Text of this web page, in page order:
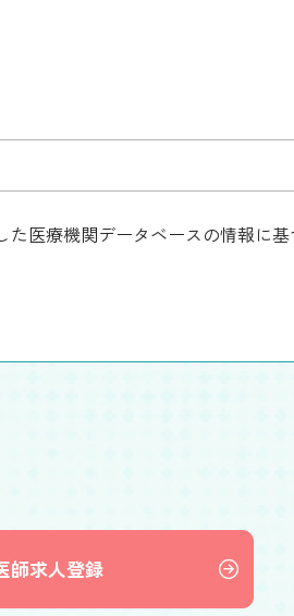
医療機関データベースの情報に
師求人登録